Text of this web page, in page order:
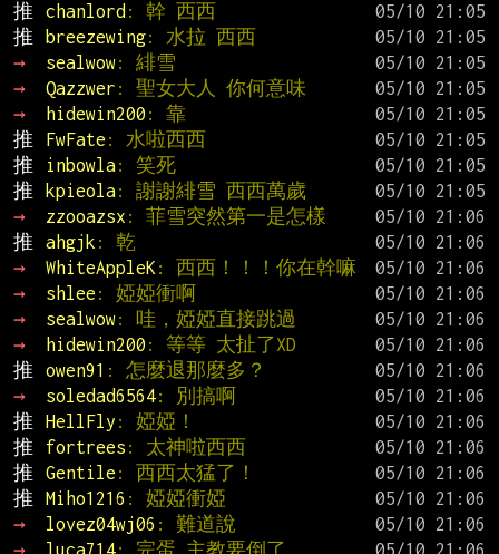
推
chanlord : 幹 西西
推
breezewing: 水拉 西西
→
sealwow: 緋雪
→
Qazzwer : 聖女大人 你何意味
→
hidewin200 : 靠
推
FwFate : 水啦西西
推
inbowla: 笑死
推
kpieola: 謝謝緋雪 西西萬歲
→
zzooazsx : 菲雪突然第一是怎樣
推
ahgjk : 乾
→
WhiteAppleK : 西西！！！你在幹嘛
→
shlee : 婭婭衝啊
→
sealwow: 哇，婭婭直接跳過
→
hidewin200 : 等等 太扯了XD
推
owen91 : 怎麼退那麼多？
→
soledad6564: 別搞啊
推
HellFly : 婭婭！
推
fortrees : 太神啦西西
推
Gentile : 西西太猛了！
推
Miho1216 : 婭婭衝婭
→
lovez04wj06 : 難道說
→
luca714: 完蛋 主教要倒了